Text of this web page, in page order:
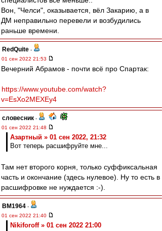
Вон, "Челси", оказывается, вёл Закарию, а в
ДМ неправильно перевели и возбудились
раньше времени.
RedQuite -
01 сен 2022 21:53
Вечерний Абрамов - почти всё про Спартак:
https://www.youtube.com/watch?
v=EsXo2MEXEy4
словесник -
01 сен 2022 21:48
Азартный » 01 сен 2022, 21:32
Вот теперь расшифруйте мне...
Там нет второго корня, только суффиксальная
часть и окончание (здесь нулевое). Ну то есть в
расшифровке не нуждается :-).
BM1964 -
01 сен 2022 21:40
Nikiforoff » 01 сен 2022 21:00